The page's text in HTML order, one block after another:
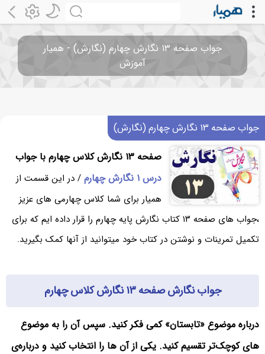
جواب صفحه ۱۳ نگارش چهارم (نگارش) - همیار
آموزش
جواب صفحه ۱۳ نگارش چهارم (نگارش)
صفحه ۱۳ نگارش کلاس چهارم با جواب
درس ۱ نگارش چهارم
/ در این قسمت از
همیار برای شما کلاس چهارمی های عزیز
،جواب های صفحه ۱۳ کتاب نگارش پایه چهارم را قرار داده ایم که برای
تکمیل تمرینات و نوشتن در کتاب خود میتوانید از آنها کمک بگیرید.
جواب نگارش صفحه ۱۳ نگارش کلاس چهارم
درباره موضوع «تابستان» کمی فکر کنید. سپس آن را به موضوع
های کوچک‌تر تقسیم کنید. یکی از آن ها را انتخاب کنید و درباره‌ی